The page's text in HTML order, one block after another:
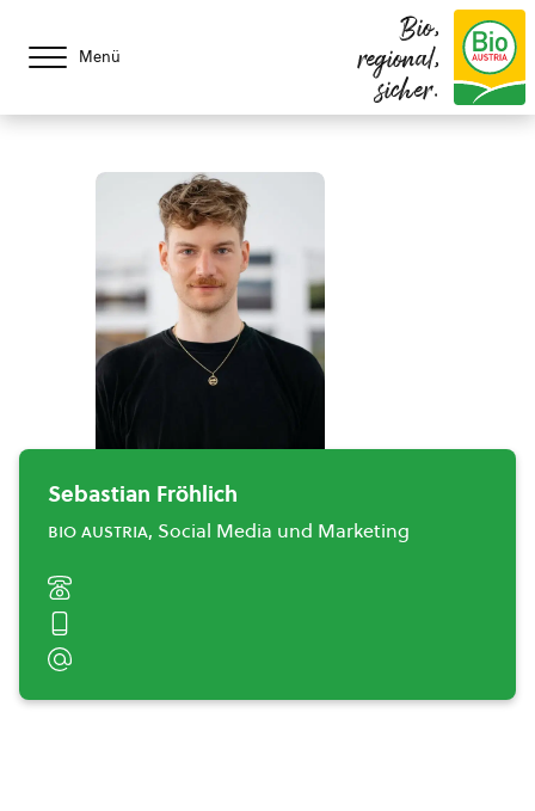
Menü
Bio,
regional,
sicher.
Sebastian Fröhlich
bio austria, Social Media und Marketing